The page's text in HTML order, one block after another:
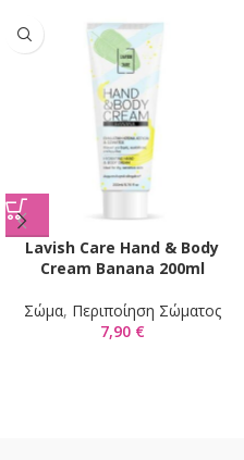
Lavish Care Hand & Body
Cream Banana 200ml
Σώμα, Περιποίηση Σώματος
7,90 €